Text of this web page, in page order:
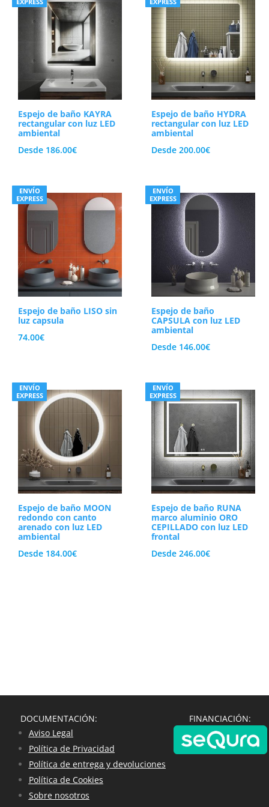
Espejo de baño KAYRA
rectangular con luz LED
ambiental
Desde 186.00€
Espejo de baño HYDRA
rectangular con luz LED
ambiental
Desde200.00€
ENVÍO
EXPRESS
Espejo de baño LISO sin
luz capsula
74.00€
ENVÍO
EXPRESS
Espejo de baño
CAPSULA con luz LED
ambiental
Desde 146.00€
ENVÍO
EXPRESS
Espejo de baño MOON
redondo con canto
arenado con luz LED
ambiental
Desde 184.00€
ENVÍO
EXPRESS
Espejo de baño RUNA
marco aluminio ORO
CEPILLADO con luz LED
frontal
Desde246.00€
DOCUMENTACIÓN:
Aviso Legal
Política de Privacidad
Política de entrega y devoluciones
Política de Cookies
Sobre nosotros
FINANCIACIÓN: